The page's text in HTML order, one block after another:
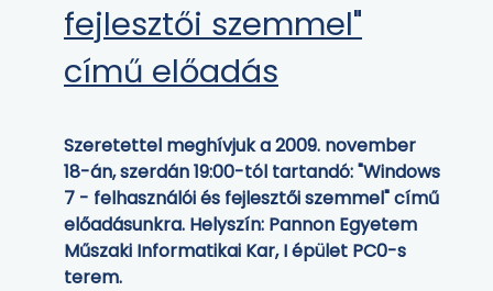
fejlesztői szemmel"
című előadás
Szeretettel meghívjuk a 2009. november
18-án, szerdán 19:00-tól tartandó: "Windows
7 - felhasználói és fejlesztői szemmel" című
előadásunkra. Helyszín: Pannon Egyetem
Műszaki Informatikai Kar, I épület PC0-s
terem.